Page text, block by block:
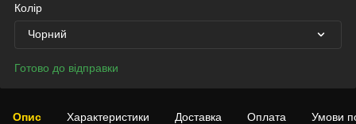
Колір
Чорний
Готово до відправки
Опис Характеристики Доставка Оплата Умови